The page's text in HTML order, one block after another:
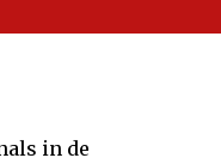
in de